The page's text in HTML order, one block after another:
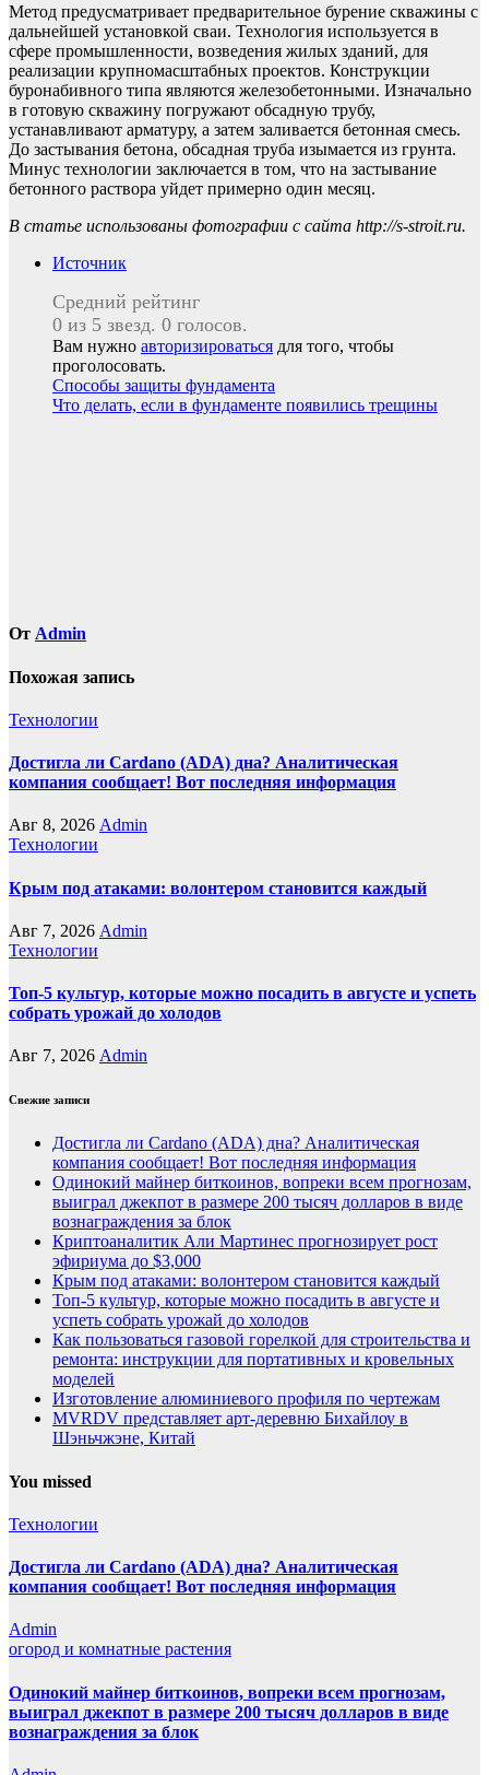
Метод предусматривает предварительное бурение скважины с
дальнейшей установкой сваи. Технология используется в
сфере промышленности, возведения жилых зданий, для
реализации крупномасштабных проектов. Конструкции
буронабивного типа являются железобетонными. Изначально
в готовую скважину погружают обсадную трубу,
устанавливают арматуру, а затем заливается бетонная смесь.
До застывания бетона, обсадная труба изымается из грунта.
Минус технологии заключается в том, что на застывание
бетонного раствора уйдет примерно один месяц.
В статье использованы фотографии с сайта http://s-stroit.ru.
Источник
Средний рейтинг
0 из 5 звезд. 0 голосов.
Вам нужно авторизироваться для того, чтобы
проголосовать.
Навигация
по
Способы защиты фундамента
Что делать, если в фундаменте появились трещины
От Admin
Похожая запись
Технологии
Достигла ли Cardano (ADA) дна? Аналитическая
компания сообщает! Вот последняя информация
Авг 8, 2026 Admin
Технологии
Крым под атаками: волонтером становится каждый
Авг 7, 2026 Admin
Технологии
Топ-5 культур, которые можно посадить в августе и успеть
собрать урожай до холодов
Авг 7, 2026 Admin
Свежие записи
Достигла ли Cardano (ADA) дна? Аналитическая
компания сообщает! Вот последняя информация
Одинокий майнер биткоинов, вопреки всем прогнозам,
выиграл джекпот в размере 200 тысяч долларов в виде
вознаграждения за блок
Криптоаналитик Али Мартинес прогнозирует рост
эфириума до $3,000
Крым под атаками: волонтером становится каждый
Топ-5 культур, которые можно посадить в августе и
успеть собрать урожай до холодов
Как пользоваться газовой горелкой для строительства и
ремонта: инструкции для портативных и кровельных
моделей
Изготовление алюминиевого профиля по чертежам
MVRDV представляет арт-деревню Бихайлоу в
Шэньчжэне, Китай
You missed
Технологии
Достигла ли Cardano (ADA) дна? Аналитическая
компания сообщает! Вот последняя информация
Admin
огород и комнатные растения
Одинокий майнер биткоинов, вопреки всем прогнозам,
выиграл джекпот в размере 200 тысяч долларов в виде
вознаграждения за блок